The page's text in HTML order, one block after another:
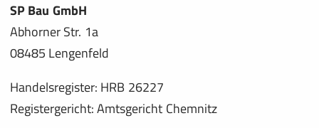
SP Bau GmbH
Abhorner Str. 1a
08485 Lengenfeld
Handelsregister: HRB 26227
Registergericht: Amtsgericht Chemnitz